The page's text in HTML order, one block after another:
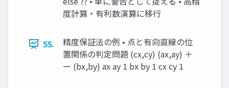
度計算・有利数演算に移行
55.
精度保証法の例 • 点と有向直線の位
置関係の判定問題 (cx,cy) (ax,ay) ＋
ー (bx,by) ax ay 1 bx by 1 cx cy 1